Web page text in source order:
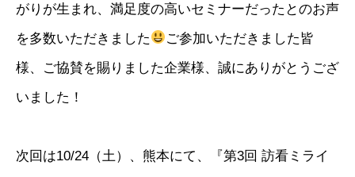
がりが生まれ、満足度の高いセミナーだったとのお声
を多数いただきました
ご参加いただきました皆
様、ご協賛を賜りました企業様、誠にありがとうござ
いました！
次回は10/24（土）、熊本にて、『第3回 訪看ミライ